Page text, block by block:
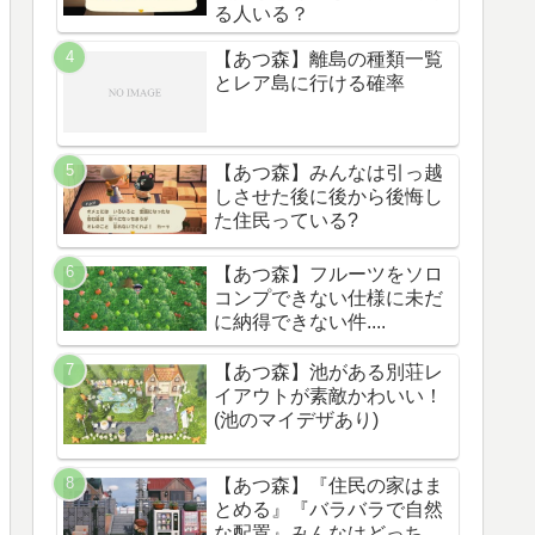
る人いる？
【あつ森】離島の種類一覧
とレア島に行ける確率
【あつ森】みんなは引っ越
しさせた後に後から後悔し
た住民っている?
【あつ森】フルーツをソロ
コンプできない仕様に未だ
に納得できない件....
【あつ森】池がある別荘レ
イアウトが素敵かわいい！
(池のマイデザあり)
【あつ森】『住民の家はま
とめる』『バラバラで自然